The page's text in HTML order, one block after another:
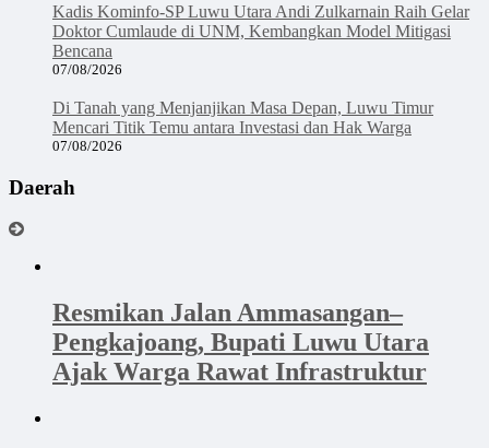
Kadis Kominfo-SP Luwu Utara Andi Zulkarnain Raih Gelar
Doktor Cumlaude di UNM, Kembangkan Model Mitigasi
Bencana
07/08/2026
Di Tanah yang Menjanjikan Masa Depan, Luwu Timur
Mencari Titik Temu antara Investasi dan Hak Warga
07/08/2026
Daerah
Resmikan Jalan Ammasangan–
Pengkajoang, Bupati Luwu Utara
Ajak Warga Rawat Infrastruktur